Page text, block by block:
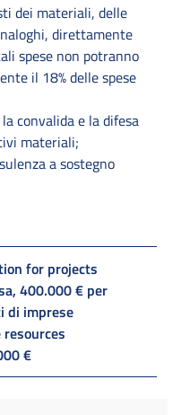
dei materiali, delle
direttamente
spese non potranno
il 18% delle spese
convalida e la difesa
materiali;
a sostegno
for projects
400.000 € per
di imprese
€